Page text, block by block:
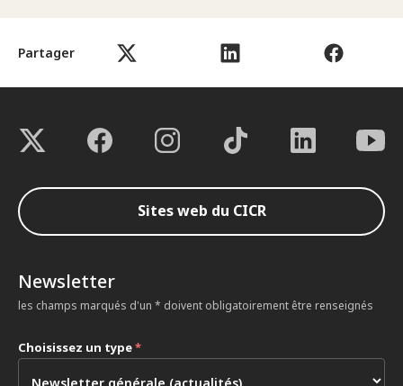
Partager
Sites web du CICR
Newsletter
les champs marqués d'un * doivent obligatoirement être renseignés
Choisissez un type*